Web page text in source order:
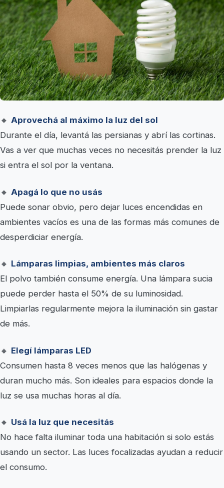
🔸 Aprovechá al máximo la luz del sol
Durante el día, levantá las persianas y abrí las cortinas.
Vas a ver que muchas veces no necesitás prender la luz
si entra el sol por la ventana.
🔸 Apagá lo que no usás
Puede sonar obvio, pero dejar luces encendidas en
ambientes vacíos es una de las formas más comunes de
desperdiciar energía.
🔸 Lámparas limpias, ambientes más claros
El polvo también consume energía. Una lámpara sucia
puede perder hasta el 50% de su luminosidad.
Limpiarlas regularmente mejora la iluminación sin gastar
de más.
🔸 Elegí lámparas LED
Consumen hasta 8 veces menos que las halógenas y
duran mucho más. Son ideales para espacios donde la
luz se usa muchas horas al día.
🔸 Usá la luz que necesitás
No hace falta iluminar toda una habitación si solo estás
usando un sector. Las luces focalizadas ayudan a reducir
el consumo.